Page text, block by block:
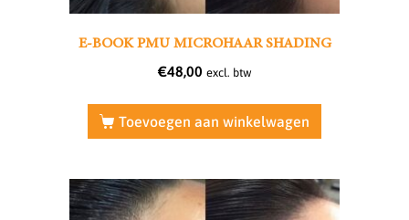
E-BOOK PMU MICROHAAR SHADING
€48,00 excl. btw
Toevoegen aan winkelwagen